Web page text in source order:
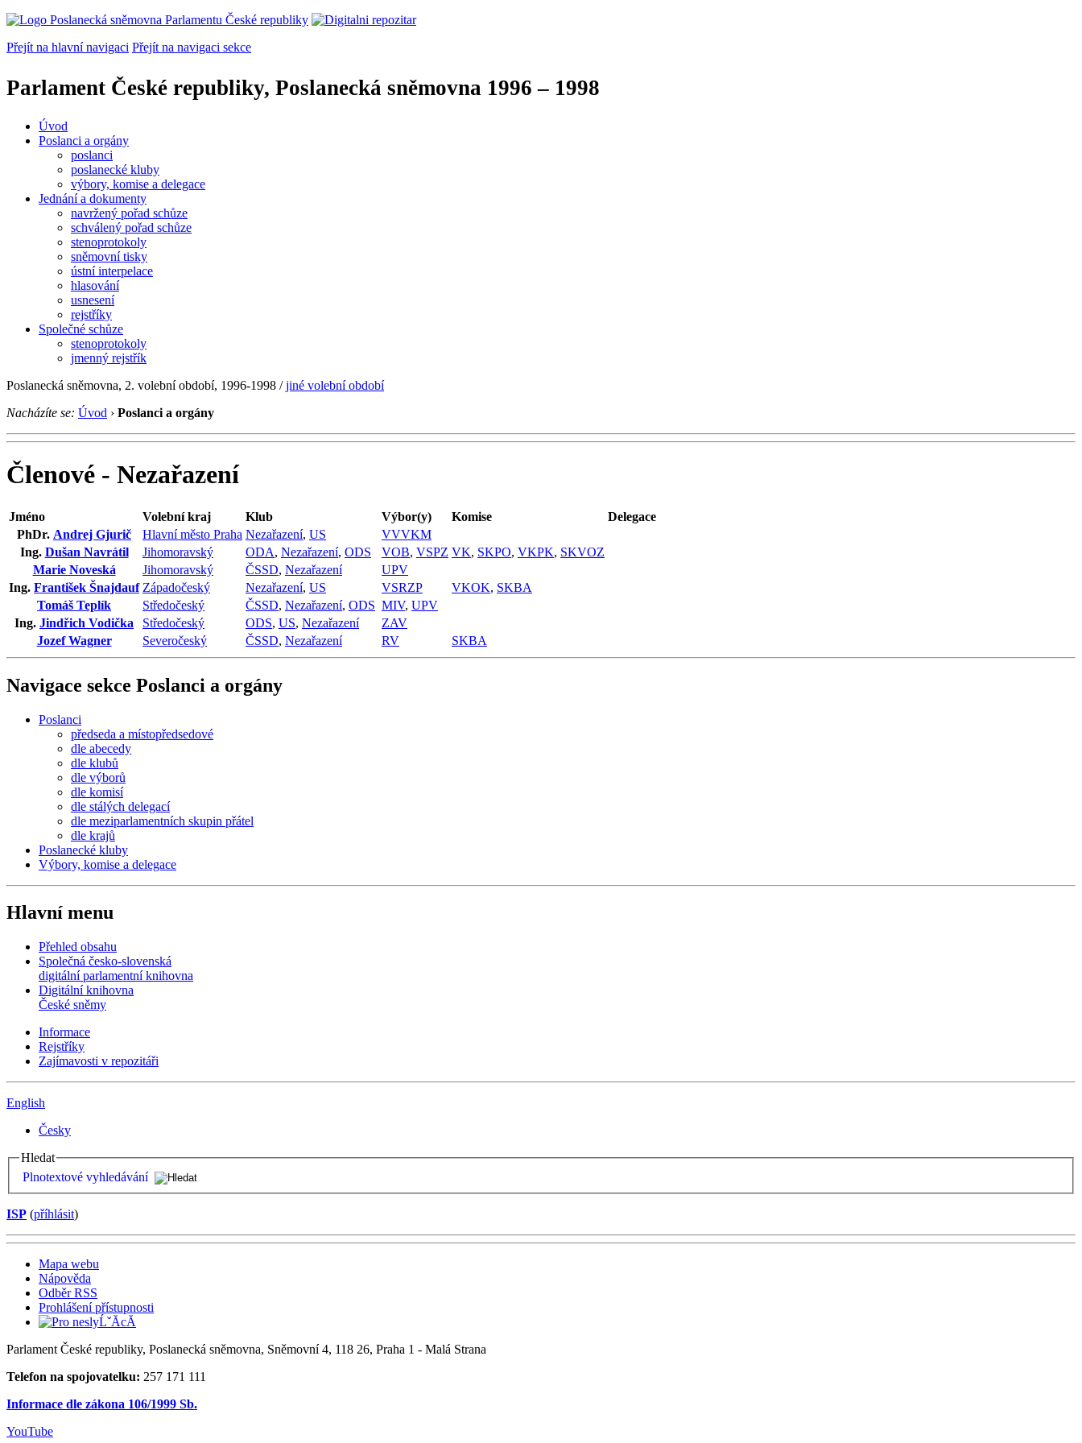
Přejít na hlavní navigaci Přejít na navigaci sekce
Parlament České republiky, Poslanecká sněmovna 1996 – 1998
Úvod
Poslanci a orgány
poslanci
poslanecké kluby
výbory, komise a delegace
Jednání a dokumenty
navržený pořad schůze
schválený pořad schůze
stenoprotokoly
sněmovní tisky
ústní interpelace
hlasování
usnesení
rejstříky
Společné schůze
stenoprotokoly
jmenný rejstřík
Poslanecká sněmovna, 2. volební období, 1996-1998 /jiné volební období
Nacházíte se: Úvod › Poslanci a orgány
Členové - Nezařazení
Jméno Volební kraj Klub Výbor(y) Komise
Delegace
PhDr. Andrej Gjurič Hlavní město Praha Nezařazení, US
VVVKM
Ing. Dušan Navrátil Jihomoravský ODA, Nezařazení, ODS VOB, VSPZ VK, SKPO, VKPK, SKVOZ
Marie Noveská
Jihomoravský ČSSD, Nezařazení
UPV
Ing. František Šnajdauf Západočeský Nezařazení, US VSRZP VKOK, SKBA
Tomáš Teplík
Středočeský ČSSD, Nezařazení, ODS MIV, UPV
Ing. Jindřich Vodička Středočeský ODS, US, Nezařazení
ZAV
Jozef Wagner
Severočeský ČSSD, Nezařazení RV SKBA
Navigace sekce Poslanci a orgány
Poslanci
předseda a místopředsedové
dle abecedy
dle klubů
dle výborů
dle komisí
dle stálých delegací
dle meziparlamentních skupin přátel
dle krajů
Poslanecké kluby
Výbory, komise a delegace
Hlavní menu
Přehled obsahu
Společná česko-slovenská
digitální parlamentní knihovna
Digitální knihovna
České sněmy
Informace
Rejstříky
Zajímavosti v repozitáři
English
Česky
Hledat
Plnotextové vyhledávání
ISP (příhlásit)
Mapa webu
Nápověda
Odběr RSS
Prohlášení přístupnosti
Parlament České republiky, Poslanecká sněmovna, Sněmovní 4, 118 26, Praha 1 - Malá Strana
Telefon na spojovatelku: 257 171 111
Informace dle zákona 106/1999 Sb.
YouTube